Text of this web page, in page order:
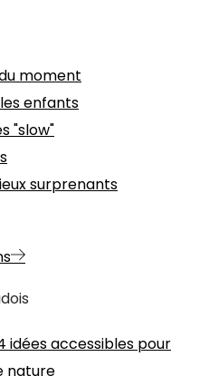
moment
enfants
"slow"
surprenants
idées accessibles pour
nature